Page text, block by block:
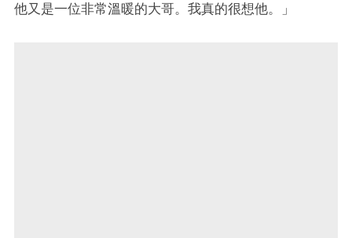
他又是一位非常溫暖的大哥。我真的很想他。」